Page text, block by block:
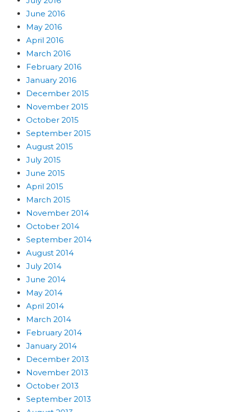
June 2016
May 2016
April 2016
March 2016
February 2016
January 2016
December 2015
November 2015
October 2015
September 2015
August 2015
July 2015
June 2015
April 2015
March 2015
November 2014
October 2014
September 2014
August 2014
July 2014
June 2014
May 2014
April 2014
March 2014
February 2014
January 2014
December 2013
November 2013
October 2013
September 2013